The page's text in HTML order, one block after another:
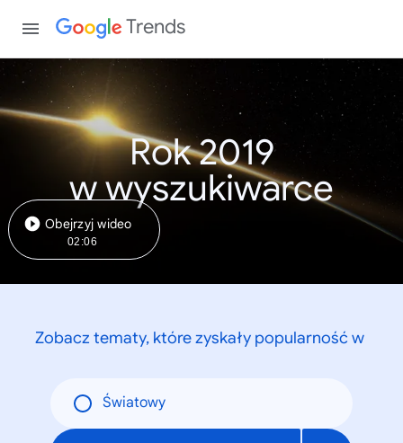
Trends
Rok 2019
w wyszukiwarce
Obejrzyj wideo
02:06
Zobacz tematy, które zyskały popularność w
Światowy